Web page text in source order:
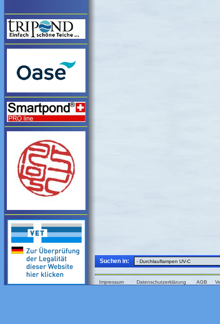
Suchen in:
Impressum Datenschutzerklärung AGB